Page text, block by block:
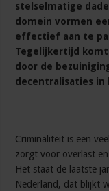
stelselmatige
domein vormen
effectief aan te
Tegelijkertijd komt
door de
decentralisaties in
Criminaliteit is een
zorgt voor overlast
Het staat de laatste
Nederland, dat blijkt